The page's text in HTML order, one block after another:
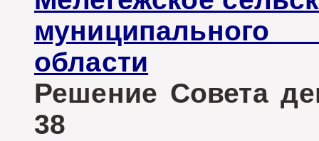
муниципального
области
Решение Совета
38